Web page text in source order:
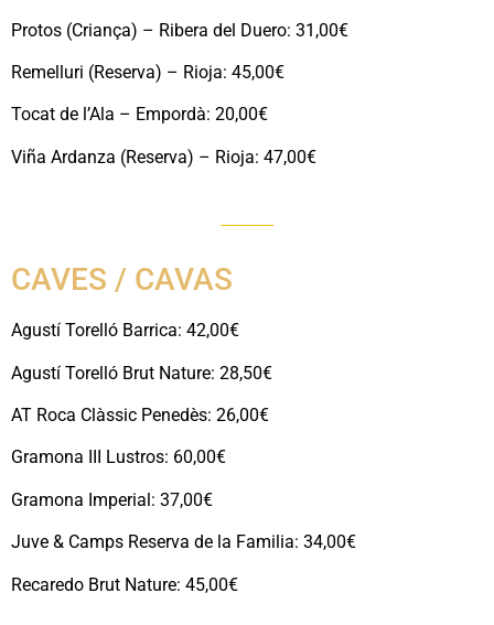
Protos (Criança) – Ribera del Duero: 31,00€
Remelluri (Reserva) – Rioja: 45,00€
Tocat de l’Ala – Empordà: 20,00€
Viña Ardanza (Reserva) – Rioja: 47,00€
CAVES / CAVAS
Agustí Torelló Barrica: 42,00€
Agustí Torelló Brut Nature: 28,50€
AT Roca Clàssic Penedès: 26,00€
Gramona III Lustros: 60,00€
Gramona Imperial: 37,00€
Juve & Camps Reserva de la Familia: 34,00€
Recaredo Brut Nature: 45,00€